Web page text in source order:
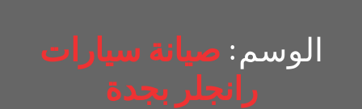
الوسم: صيانة سيارات
رانجلر بجدة